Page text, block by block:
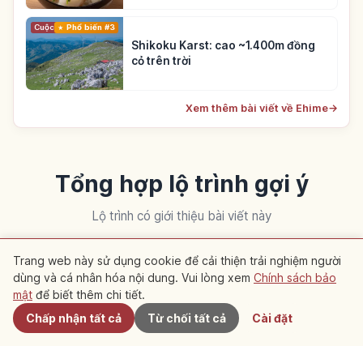
Cuộc sốngPhổ biến #3
Shikoku Karst: cao ~1.400m đồng
cỏ trên trời
Xem thêm bài viết về Ehime→
Tổng hợp lộ trình gợi ý
Lộ trình có giới thiệu bài viết này
Du lịch Du lịch
Gần đây
Trang web này sử dụng cookie để cải thiện trải nghiệm người
dùng và cá nhân hóa nội dung. Vui lòng xem Chính sách bảo
mật để biết thêm chi tiết.
Chấp nhận tất cả
Từ chối tất cả Cài đặt